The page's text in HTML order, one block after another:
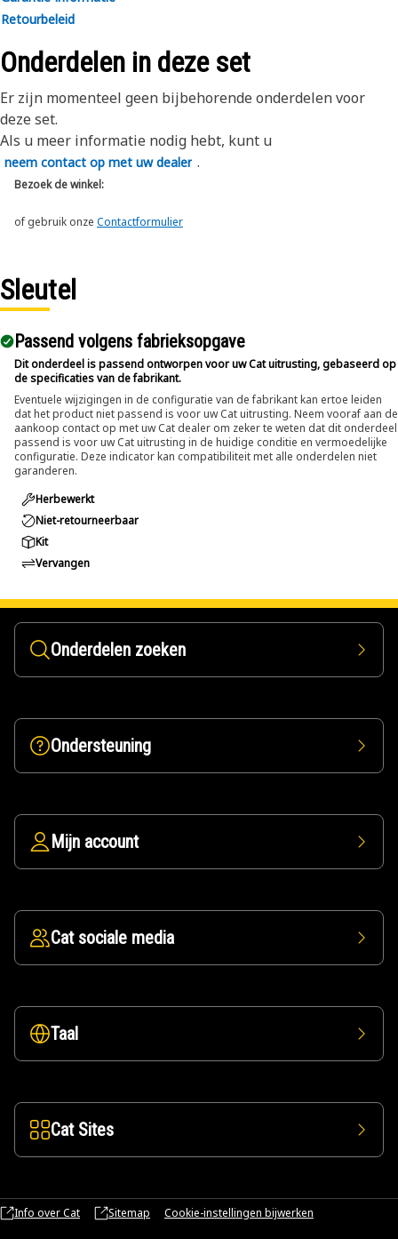
Retourbeleid
Onderdelen in deze set
Er zijn momenteel geen bijbehorende onderdelen voor
deze set.
Als u meer informatie nodig hebt, kunt u
neem contact op met uw dealer
Bezoek de winkel:
of gebruik onze Contactformulier
.
Sleutel
Passend volgens fabrieksopgave
Dit onderdeel is passend ontworpen voor uw Cat uitrusting, gebaseerd op
de specificaties van de fabrikant.
Eventuele wijzigingen in de configuratie van de fabrikant kan ertoe leiden
dat het product niet passend is voor uw Cat uitrusting. Neem vooraf aan de
aankoop contact op met uw Cat dealer om zeker te weten dat dit onderdeel
passend is voor uw Cat uitrusting in de huidige conditie en vermoedelijke
configuratie. Deze indicator kan compatibiliteit met alle onderdelen niet
garanderen.
Herbewerkt
Niet-retourneerbaar
Kit
Vervangen
Onderdelen zoeken
Ondersteuning
Mijn account
Cat sociale media
Taal
Cat Sites
Info over Cat Sitemap Cookie-instellingen bijwerken